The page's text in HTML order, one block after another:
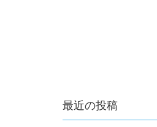
最近の投稿